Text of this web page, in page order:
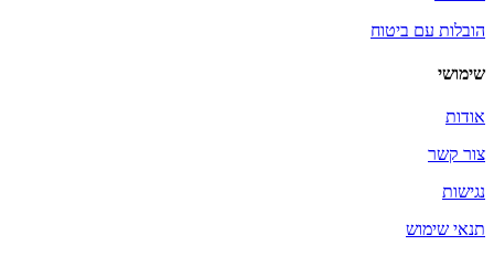
הובלות עם ביטוח
שימושי
אודות
צור קשר
נגישות
תנאי שימוש